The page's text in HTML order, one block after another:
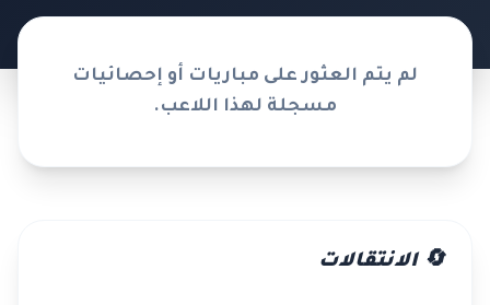
لم يتم العثور على مباريات أو إحصائيات
مسجلة لهذا اللاعب.
🔄 الانتقالات